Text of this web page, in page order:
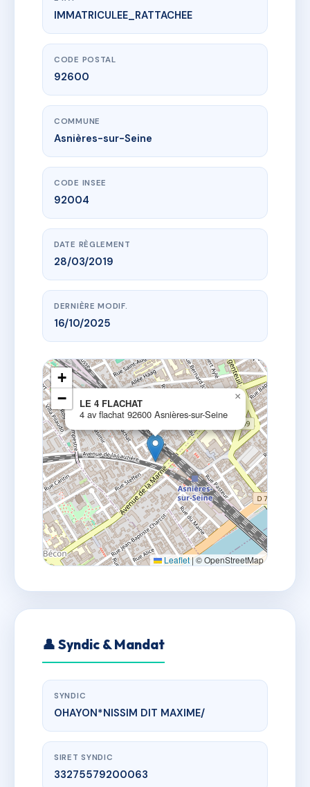
www.vme.plus/AH0730150
LE 4 FLACHAT
4 av flachat92600 Asnières-sur-Seine
IMMATRICULEE_RATTACHEE
CODE POSTAL
92600
COMMUNE
Asnières-sur-Seine
CODE INSEE
92004
DATE RÈGLEMENT
28/03/2019
DERNIÈRE MODIF.
16/10/2025
LE 4 FLACHAT
4 av flachat 92600 Asnières-sur-Seine
×
+
−
Leaflet|© OpenStreetMap
👤 Syndic & Mandat
SYNDIC
OHAYON*NISSIM DIT MAXIME/
SIRET SYNDIC
33275579200063